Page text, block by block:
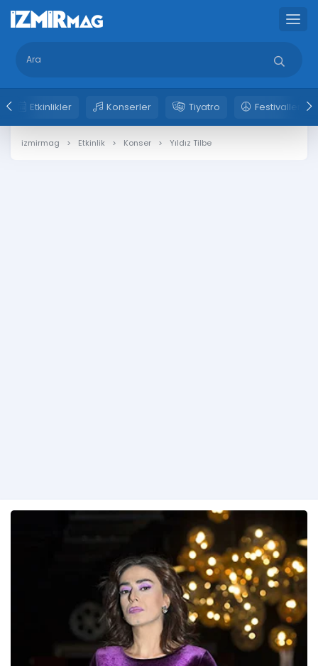
Etkinlikler Konserler Tiyatro Festivaller
izmirmag Etkinlik Konser Yıldız Tilbe